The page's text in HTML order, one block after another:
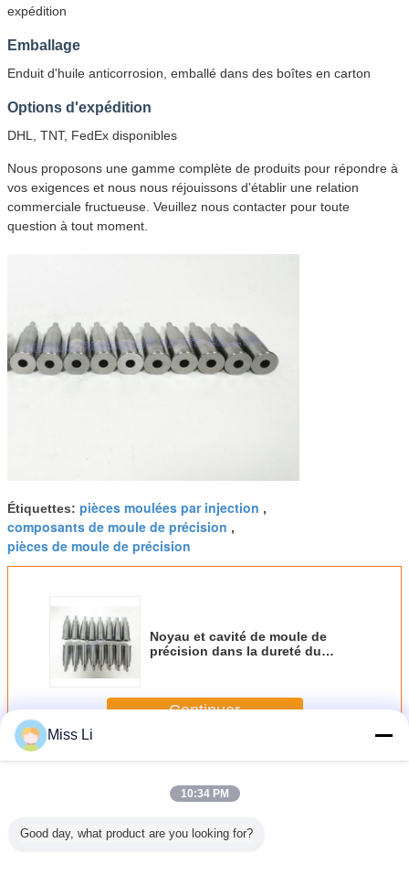
expédition
Emballage
Enduit d'huile anticorrosion, emballé dans des boîtes en carton
Options d'expédition
DHL, TNT, FedEx disponibles
Nous proposons une gamme complète de produits pour répondre à
vos exigences et nous nous réjouissons d'établir une relation
commerciale fructueuse. Veuillez nous contacter pour toute
question à tout moment.
Étiquettes: pièces moulées par injection ,
composants de moule de précision ,
pièces de moule de précision
Noyau et cavité de moule de
précision dans la dureté du
Continuer
PlusPièces de moule de précision
Miss Li
10:34 PM
Good day, what product are you looking for?